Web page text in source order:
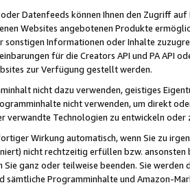
oder Datenfeeds können Ihnen den Zugriff
Websites angebotenen Produkte
sonstigen Informationen oder Inhalte
für die Creators API und PA API
zur Verfügung gestellt werden.
nicht dazu verwenden, geistiges
nicht verwenden, um direkt
verwandte Technologien zu entwickeln
Wirkung automatisch, wenn Sie zu
nicht rechtzeitig erfüllen bzw. ansonsten
ganz oder teilweise beenden. Sie werden
sämtliche Programminhalte und Amazon-